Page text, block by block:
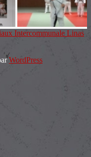
Intercommunale Linas
WordPress